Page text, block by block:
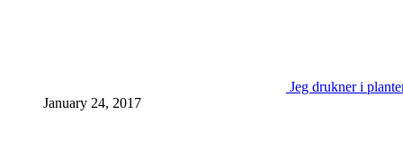
Jeg drukner i
January 24, 2017